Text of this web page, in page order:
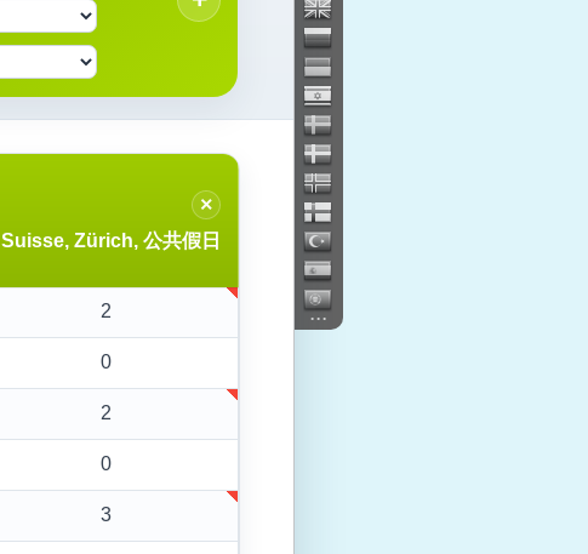
...
×
Suisse, Zürich, 公共假日
2
0
2
0
3